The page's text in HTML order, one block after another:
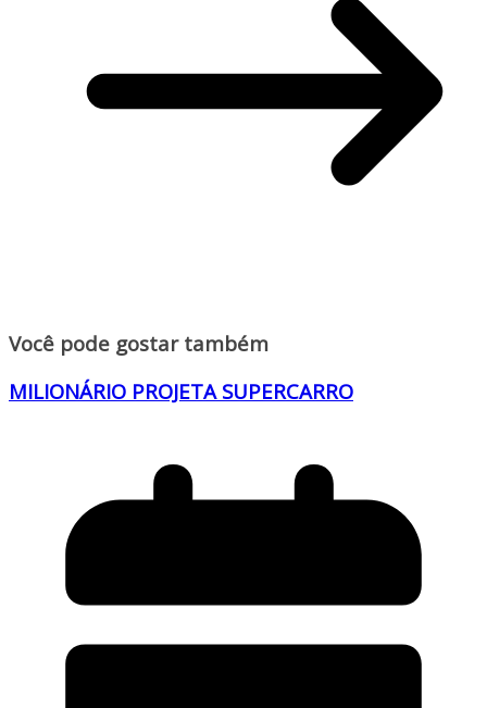
Você pode gostar também
MILIONÁRIO PROJETA SUPERCARRO